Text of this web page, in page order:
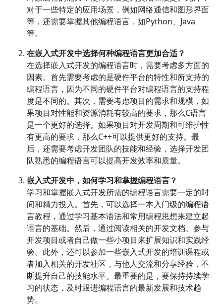
对于一些特定的应用场景，例如网络通信和图形界面
等，还需要掌握其他编程语言，如Python、Java
等。
在嵌入式开发中选择何种编程语言更加合适？
在选择嵌入式开发的编程语言时，需要考虑多方面的
因素。首先需要考虑的是硬件平台的特性和所支持的
编程语言，因为不同的硬件平台对编程语言的支持程
度是不同的。其次，需要考虑项目的需求和规模，如
果项目对性能和资源消耗有较高的要求，那么C语言
是一个更好的选择。如果项目对开发周期和可维护性
有更高的要求，那么C++可以提供更好的支持。最
后，还需要考虑开发团队的技能和经验，选择开发团
队熟悉的编程语言可以提高开发效率和质量。
嵌入式开发中，如何学习和掌握编程语言？
学习和掌握嵌入式开发所需的编程语言需要一定的时
间和精力投入。首先，可以选择一本入门级的编程语
言教程，通过学习基本语法和常用编程思想来建立起
语言的基础。然后，通过阅读相关的开发文档、参与
开发项目或者自己做一些小项目来扩展知识和实践经
验。此外，还可以参加一些嵌入式开发的培训课程或
者加入相关的开发社区，与他人交流和分享经验，不
断提升自己的技能水平。最重要的是，要保持持续学
习的状态，及时跟进编程语言的最新发展和技术趋
势。